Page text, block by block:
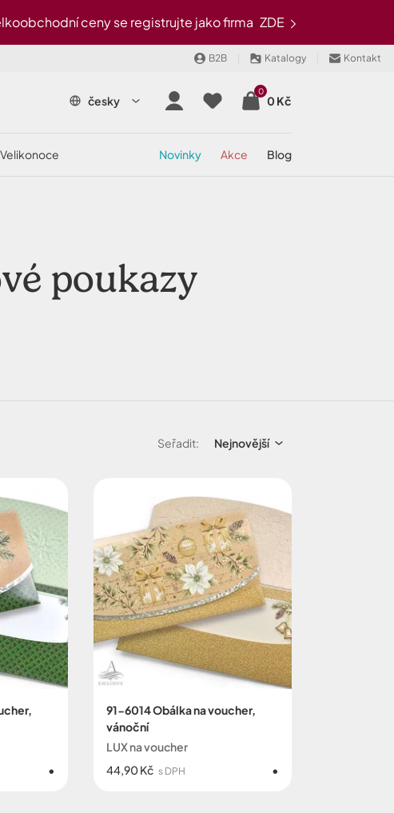
ceny se registrujte jako firma ZDE
B2B Katalogy Kontakt
česky
0
0 Kč
velikonoce novinky akce blog
poukazy
Seřadit: Nejnovější
91-6014 Obálka na voucher,
vánoční
LUX na voucher
44,90 Kč s DPH